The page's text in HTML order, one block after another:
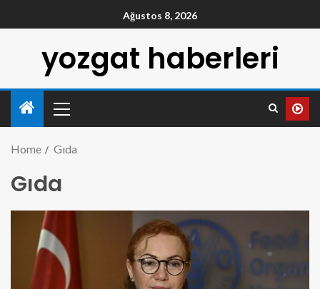
Ağustos 8, 2026
yozgat haberleri
Home Gıda
Gıda